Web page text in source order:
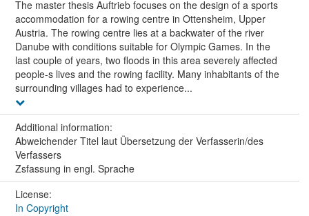
The master thesis Auftrieb focuses on the design of a sports
accommodation for a rowing centre in Ottensheim, Upper
Austria. The rowing centre lies at a backwater of the river
Danube with conditions suitable for Olympic Games. In the
last couple of years, two floods in this area severely affected
people-s lives and the rowing facility. Many inhabitants of the
surrounding villages had to experience...
Additional information:
Abweichender Titel laut Übersetzung der Verfasserin/des
Verfassers
Zsfassung in engl. Sprache
License:
In Copyright